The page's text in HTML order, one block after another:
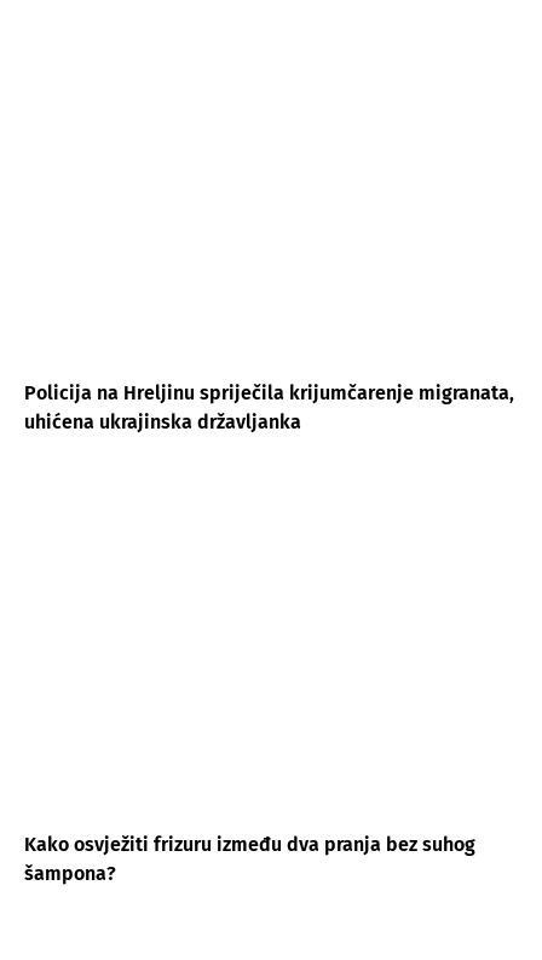
Policija na Hreljinu spriječila krijumčarenje migranata,
uhićena ukrajinska državljanka
Kako osvježiti frizuru između dva pranja bez suhog
šampona?